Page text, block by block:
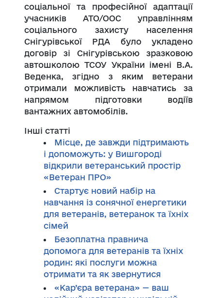
соціальної та професійної адаптації
учасників АТО/ООС управлінням
соціального захисту населення
Снігурівської РДА було укладено
договір зі Снігурівською зразковою
автошколою ТСОУ України імені В.А.
Веденка, згідно з яким ветерани
отримали можливість навчатись за
напрямом підготовки водіїв
вантажних автомобілів.
Інші статті
Місце, де завжди підтримають
і допоможуть: у Вишгороді
відкрили ветеранський простір
«Ветеран ПРО»
Стартує новий набір на
навчання із сонячної енергетики
для ветеранів, ветеранок та їхніх
сімей
Безоплатна правнича
допомога для ветеранів та їхніх
родин: які послуги можна
отримати та як звернутися
«Кар’єра ветерана» — ваш